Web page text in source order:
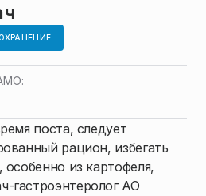
поста, следует
рацион, избегать
из картофеля,
АО